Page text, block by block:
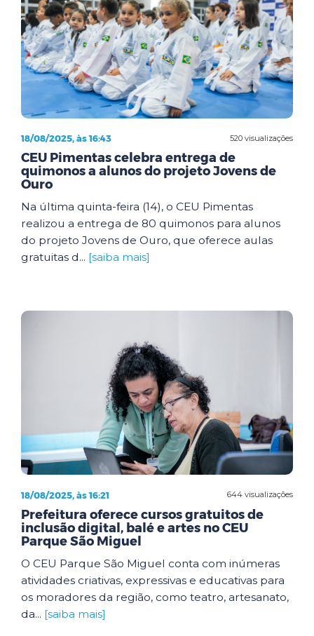
520 visualizações
18/08/2025, às 16:43
CEU Pimentas celebra entrega de
quimonos a alunos do projeto Jovens de
Ouro
Na última quinta-feira (14), o CEU Pimentas
realizou a entrega de 80 quimonos para alunos
do projeto Jovens de Ouro, que oferece aulas
gratuitas d... [saiba mais]
644 visualizações
18/08/2025, às 16:21
Prefeitura oferece cursos gratuitos de
inclusão digital, balé e artes no CEU
Parque São Miguel
O CEU Parque São Miguel conta com inúmeras
atividades criativas, expressivas e educativas para
os moradores da região, como teatro, artesanato,
da... [saiba mais]